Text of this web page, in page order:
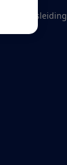
Meld misleiding